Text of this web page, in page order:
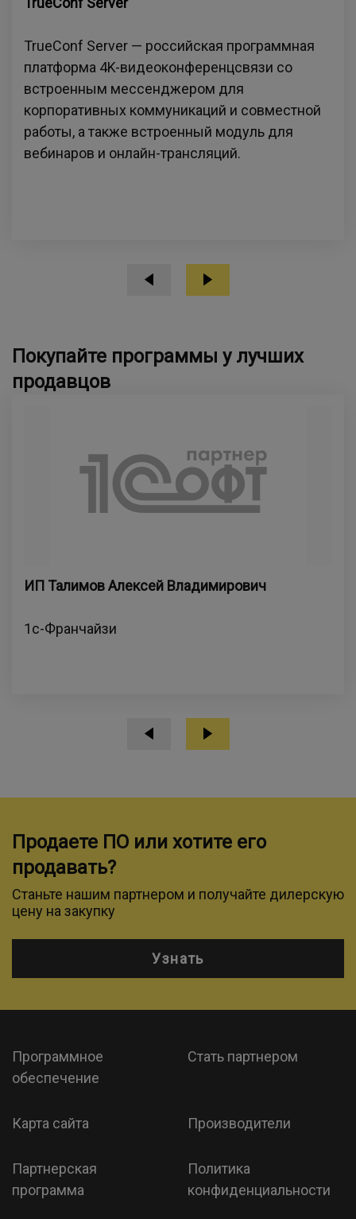
TrueConf Server — российская программная
платформа 4K-видеоконференцсвязи со
встроенным мессенджером для
корпоративных коммуникаций и совместной
работы, а также встроенный модуль для
вебинаров и онлайн-трансляций.
Покупайте программы у лучших
продавцов
ИП Талимов Алексей Владимирович
1с-Франчайзи
Продаете ПО или хотите его
продавать?
Станьте нашим партнером и получайте дилерскую
цену на закупку
Узнать
Программное
обеспечение
Стать партнером
Карта сайта Производители
Партнерская
программа
Политика
конфиденциальности